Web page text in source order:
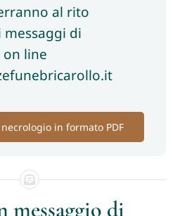
al rito
di
line
in formato PDF
messaggio di